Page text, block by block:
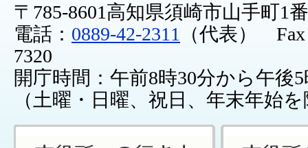
〒785-8601高知県須崎市山手町1
電話： 0889-42-2311
（代表） Fax
7320
開庁時間：午前8時30分から午後
（土曜・日曜、祝日、年末年始